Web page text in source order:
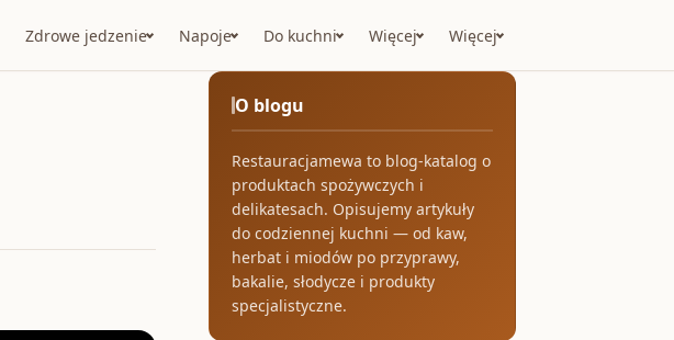
Zdrowe jedzenie Napoje Do kuchni Więcej Więcej
O blogu
Restauracjamewa to blog-katalog o
produktach spożywczych i
delikatesach. Opisujemy artykuły
do codziennej kuchni — od kaw,
herbat i miodów po przyprawy,
bakalie, słodycze i produkty
specjalistyczne.